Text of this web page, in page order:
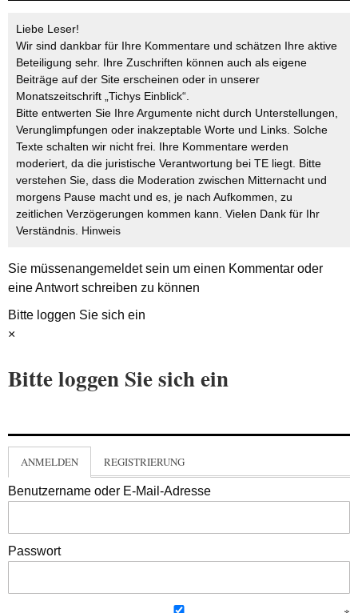
Liebe Leser!
Wir sind dankbar für Ihre Kommentare und schätzen Ihre aktive
Beteiligung sehr. Ihre Zuschriften können auch als eigene
Beiträge auf der Site erscheinen oder in unserer
Monatszeitschrift „Tichys Einblick“.
Bitte entwerten Sie Ihre Argumente nicht durch Unterstellungen,
Verunglimpfungen oder inakzeptable Worte und Links. Solche
Texte schalten wir nicht frei. Ihre Kommentare werden
moderiert, da die juristische Verantwortung bei TE liegt. Bitte
verstehen Sie, dass die Moderation zwischen Mitternacht und
morgens Pause macht und es, je nach Aufkommen, zu
zeitlichen Verzögerungen kommen kann. Vielen Dank für Ihr
Verständnis. Hinweis
Sie müssenangemeldetsein um einen Kommentar oder
eine Antwort schreiben zu können
Bitte loggen Sie sich ein
×
Bitte loggen Sie sich ein
ANMELDEN REGISTRIERUNG
Benutzername oder E-Mail-Adresse
Passwort